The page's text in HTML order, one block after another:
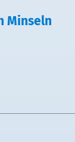
Minseln